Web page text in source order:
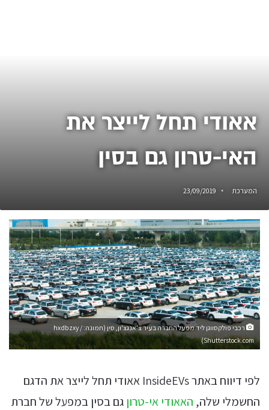
אאודי תחל לייצר את
האי-טרון גם בסין
המערכת 23/09/2019
רכבי פולקסווגן ליד מפעל החברה בעיר צ'אנגצ'ון, סין (תמונה: hxdbzxy /
Shutterstock.com)
לפי דיווח באתר InsideEVs אאודי תחל לייצר את הדגם
החשמלי שלה, האאודי אי-טרוןגם בסין במפעל של חברת